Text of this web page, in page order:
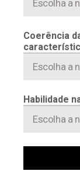
Coerência
Habilidade